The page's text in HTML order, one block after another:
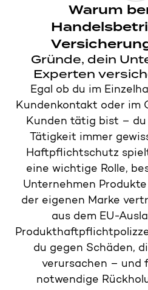
Warum
Gründe, dein
Experten
Egal ob du im
Kundenkontakt oder im
Kunden tätig bist –
Tätigkeit immer
Haftpflichtschutz
eine wichtige Rolle,
Unternehmen
der eigenen Marke
aus dem EU-
du gegen Schäden,
verursachen – und
notwendige